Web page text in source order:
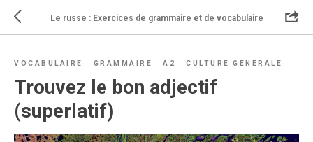
Le russe : Exercices de grammaire et de vocabulaire
VOCABULAIRE GRAMMAIRE A2 CULTURE GÉNÉRALE
Trouvez le bon adjectif
(superlatif)